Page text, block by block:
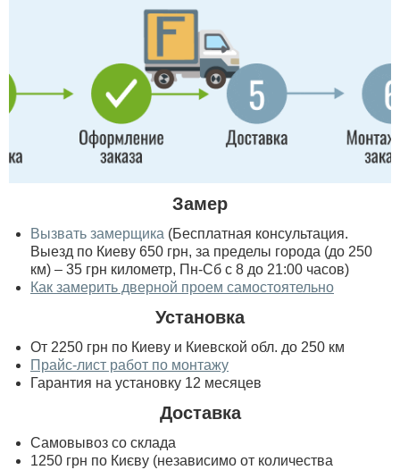
Замер
Вызвать замерщика (Бесплатная консультация.
Выезд по Киеву 650 грн, за пределы города (до 250
км) – 35 грн километр, Пн-Сб с 8 до 21:00 часов)
Как замерить дверной проем самостоятельно
Установка
От 2250 грн по Киеву и Киевской обл. до 250 км
Прайс-лист работ по монтажу
Гарантия на установку 12 месяцев
Доставка
Самовывоз со склада
1250 грн по Києву (независимо от количества